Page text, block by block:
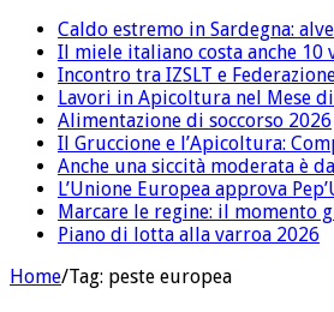
Caldo estremo in Sardegna:
Il miele italiano costa anche
Incontro tra IZSLT e
Lavori in Apicoltura nel Mese
Alimentazione di soccorso 2026
Il Gruccione e l’Apicoltura:
Anche una siccità moderata è
L’Unione Europea approva
Marcare le regine: il momento
Piano di lotta alla varroa 2026
Home/Tag: peste europea